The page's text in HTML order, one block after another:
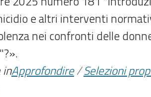
e altri interventi
nei confronti delle
inApprofondire/Selezioni